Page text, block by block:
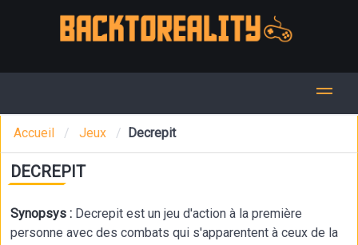
Accueil Jeux Decrepit
DECREPIT
Synopsys : Decrepit est un jeu d'action à la première
personne avec des combats qui s'apparentent à ceux de la